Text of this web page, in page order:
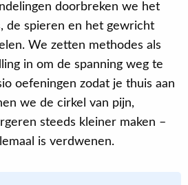
doorbreken we het
de spieren en het gewricht
We zetten methodes als
in om de spanning weg te
oefeningen zodat je thuis aan
we de cirkel van pijn,
steeds kleiner maken –
is verdwenen.